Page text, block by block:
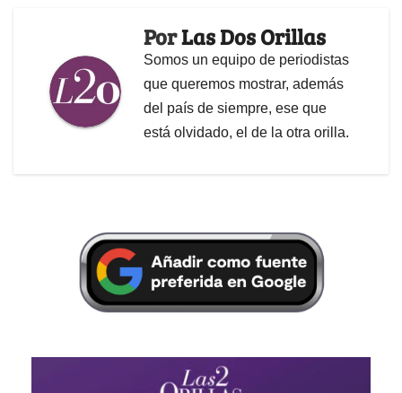
PorLas Dos Orillas
Somos un equipo de periodistas
que queremos mostrar, además
del país de siempre, ese que
está olvidado, el de la otra orilla.